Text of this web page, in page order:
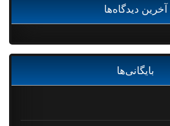
آخرین دیدگاه‌ها
بایگانی‌ها